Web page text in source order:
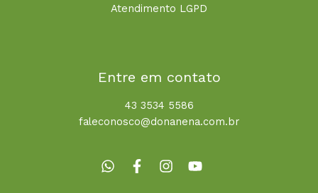
Atendimento LGPD
Entre em contato
43 3534 5586
faleconosco@donanena.com.br